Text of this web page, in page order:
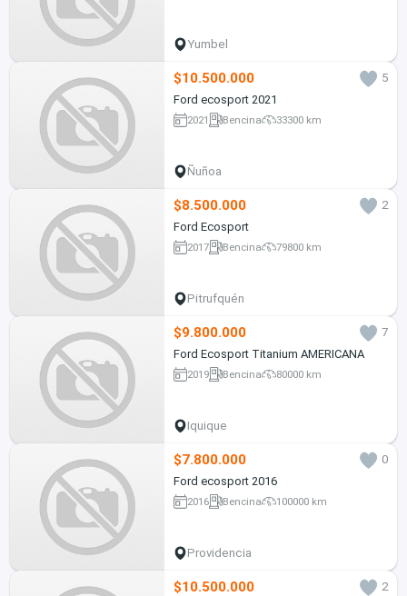
Yumbel
$10.500.000
5
Ford ecosport 2021
2021 Bencina 33300 km
Ñuñoa
$8.500.000
2
Ford Ecosport
2017 Bencina 79800 km
Pitrufquén
$9.800.000
7
Ford Ecosport Titanium AMERICANA
2019 Bencina 80000 km
Iquique
$7.800.000
0
Ford ecosport 2016
2016 Bencina 100000 km
Providencia
$10.500.000
2